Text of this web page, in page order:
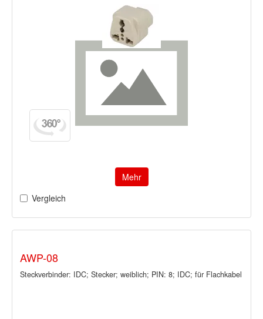
Mehr
Vergleich
AWP-08
Steckverbinder: IDC; Stecker; weiblich; PIN: 8; IDC; für Flachkabel